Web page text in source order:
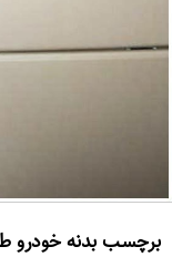
برچسب بدنه خودرو